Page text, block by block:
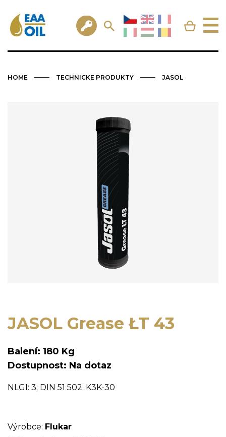
HOME TECHNICKE PRODUKTY JASOL
JASOL Grease ŁT 43
Balení: 180 Kg
Dostupnost: Na dotaz
NLGI: 3; DIN 51 502: K3K-30
Výrobce: Flukar